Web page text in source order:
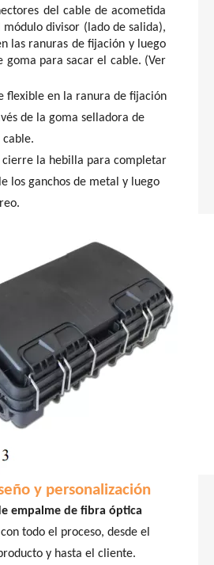
del cable de acometida
divisor (lado de salida),
las ranuras de fijación y luego
goma para sacar el cable. (Ver
flexible en la ranura de fijación
de la goma selladora de
cable.
la hebilla para completar
los ganchos de metal y luego
y personalización
empalme de fibra óptica
todo el proceso, desde el
y hasta el cliente.